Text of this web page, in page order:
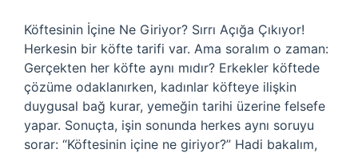
YAZILAR
Köftesinin İçine Ne Giriyor? Sırrı Açığa Çıkıyor!
Herkesin bir köfte tarifi var. Ama soralım o zaman:
Gerçekten her köfte aynı mıdır? Erkekler köftede
çözüme odaklanırken, kadınlar köfteye ilişkin
duygusal bağ kurar, yemeğin tarihi üzerine felsefe
yapar. Sonuçta, işin sonunda herkes aynı soruyu
sorar: “Köftesinin içine ne giriyor?” Hadi bakalım,